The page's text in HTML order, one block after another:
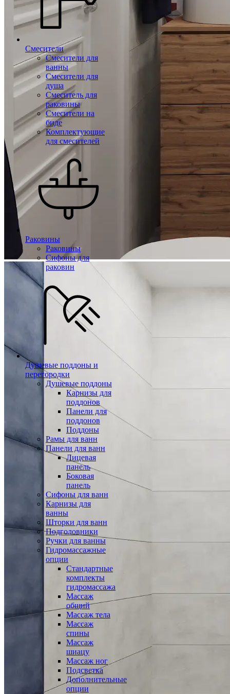
Смесители
Смесители для
ванны
Смесители для
душа
Смеситель для
раковины
Смесители на
биде
Комплектующие
для смесителей
Раковины
Раковины
Сифоны для
раковин
Душевые поддоны и
перегородки
Душевые поддоны
Карнизы для
поддонов
Панели для
поддонов
Поддоны
Рамы для ванн
Панели для ванн
Лицевая
панель
Боковая
панель
Сифоны для ванн
Карнизы для
ванны
Шторки для ванн
Подголовники
Ручки для ванны
Гидромассажные
опции
Стандартные
комплекты
гидромассажа
Массаж
общий
Массаж тела
Массаж
спины
Массаж
шиацу
Массаж ног
Подсветка
Дополнительные
опции